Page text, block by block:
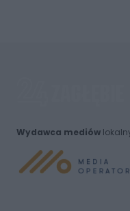
Wydawca mediów